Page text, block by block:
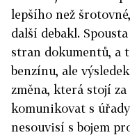
lepšího než
další debakl.
stran dokumentů, a
benzínu, ale
změna, která stojí
komunikovat s
nesouvisí s bojem